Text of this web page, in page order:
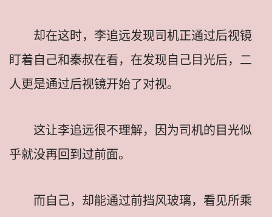
却在这时，李追远发现司机正通过后视镜
盯着自己和秦叔在看，在发现自己目光后，二
人更是通过后视镜开始了对视。
这让李追远很不理解，因为司机的目光似
乎就没再回到过前面。
而自己，却能通过前挡风玻璃，看见所乘